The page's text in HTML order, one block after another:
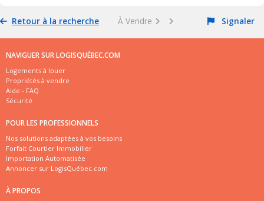
Retour à la recherche À Vendre Signaler
NAVIGUER SUR LOGISQUÉBEC.COM
Logements à louer
Propriétés à vendre
Aide - FAQ
Sécurité
POUR LES PROFESSIONNELS
Nos solutions adaptées à vos besoins
Forfait Courtier Immobilier
Importation Automatisée
Annoncer sur LogisQuébec.com
À PROPOS